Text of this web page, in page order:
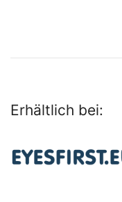
Erhältlich bei: